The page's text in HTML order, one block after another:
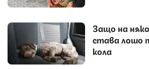
Защо на
става лошо
кола